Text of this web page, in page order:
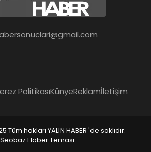
PolitikasıKünyeReklamİletişim
hakları YALIN HABER 'de saklıdır.
Seobaz Haber Teması